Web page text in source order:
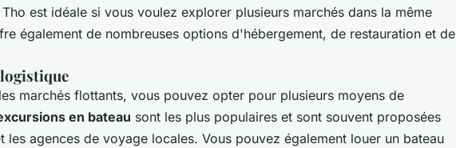
est idéale si vous voulez explorer plusieurs marchés dans la même
également de nombreuses options d'hébergement, de restauration et de
marchés flottants, vous pouvez opter pour plusieurs moyens de
en bateau sont les plus populaires et sont souvent proposées
les agences de voyage locales. Vous pouvez également louer un bateau